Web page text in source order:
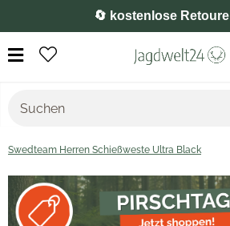
⭐️ 4,8 auf Google
Swedteam Herren Schießweste Ultra Black